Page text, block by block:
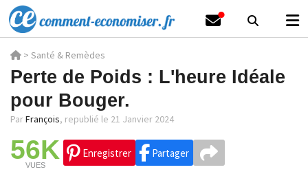
> Santé & Remèdes
Perte de Poids : L'heure Idéale
pour Bouger.
ParFrançois, republié le 21 Janvier 2024
56K
VUES
Enregistrer Partager